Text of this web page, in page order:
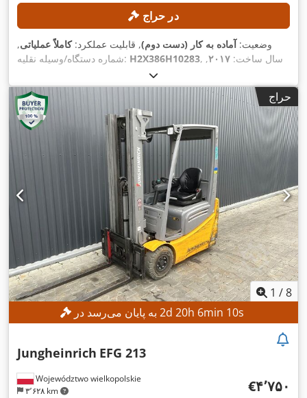
در حراج
وضعیت:آماده به کار (دست دوم), قابلیت عملکرد:کاملاً عملیاتی,
شماره دستگاه/وسیله نقلیه: H2X386H10283 , سال ساخت: ۲۰۱۷,
, برداشت
آزاد:۱٬۵۰۰ میلی‌متر , ارتفاع سازه:۲٬۱۲۱ میلی‌متر
, تجهیزات:
جابجایی جانبی
حراج
1 /8
به پایان می‌رسد در2d20h6min8s
Województwo wielkopolskie
۳٬۶۲۸ km
Jungheinrich EFG 213
‎€۴٬۷۵۰